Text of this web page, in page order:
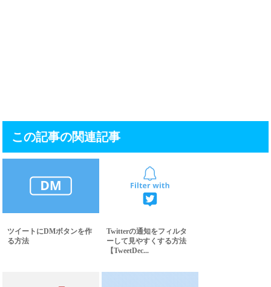
この記事の関連記事
ツイートにDMボタンを作
る方法
Twitterの通知をフィルタ
ーして見やすくする方法
【TweetDec...